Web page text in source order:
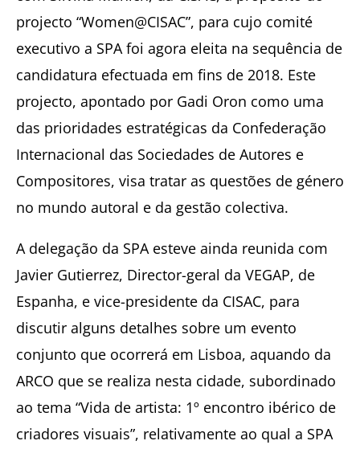
projecto “Women@CISAC”, para cujo comité
executivo a SPA foi agora eleita na sequência de
candidatura efectuada em fins de 2018. Este
projecto, apontado por Gadi Oron como uma
das prioridades estratégicas da Confederação
Internacional das Sociedades de Autores e
Compositores, visa tratar as questões de género
no mundo autoral e da gestão colectiva.
A delegação da SPA esteve ainda reunida com
Javier Gutierrez, Director-geral da VEGAP, de
Espanha, e vice-presidente da CISAC, para
discutir alguns detalhes sobre um evento
conjunto que ocorrerá em Lisboa, aquando da
ARCO que se realiza nesta cidade, subordinado
ao tema “Vida de artista: 1º encontro ibérico de
criadores visuais”, relativamente ao qual a SPA